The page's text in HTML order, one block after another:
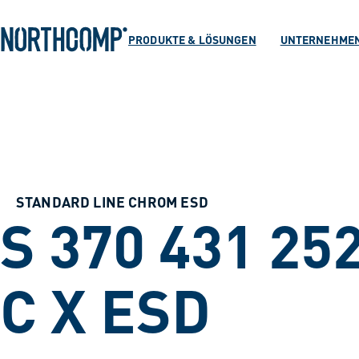
Zur Navigation springen
PRODUKTE & LÖSUNGEN
STANDARD LINE CHROM ESD
S 370 431
C X ESD